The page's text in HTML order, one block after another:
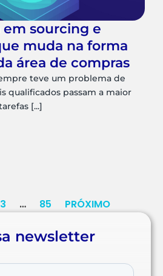
sourcing e
muda na forma
área de compras
teve um problema de
qualificados passam a maior
[...]
3 … 85 PRÓXIMO
newsletter